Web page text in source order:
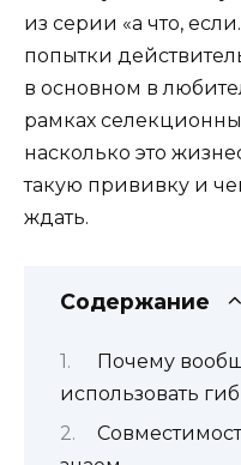
из серии «а что,
попытки
в основном в
рамках
насколько это
такую прививку и
ждать.
Содержание
Почему
использовать